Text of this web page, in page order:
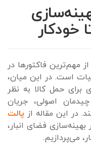
خودکار
مهم‌ترین فاکتورها در
است. در این میان،
برای حمل کالا به نظر
اصولی، جریان
در این مقاله از پالت
فضای انبار،
می‌پردازیم.